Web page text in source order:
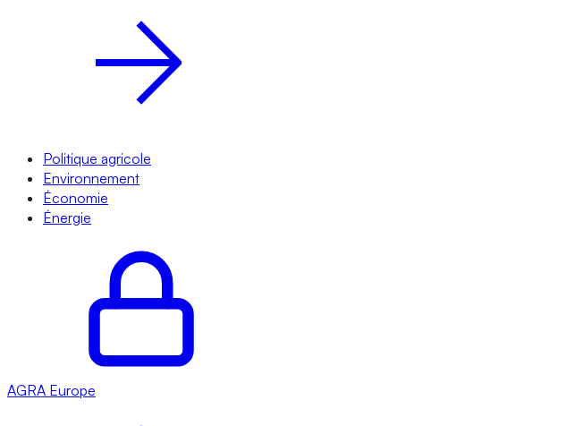
Politique agricole
Environnement
Économie
Énergie
AGRA Europe